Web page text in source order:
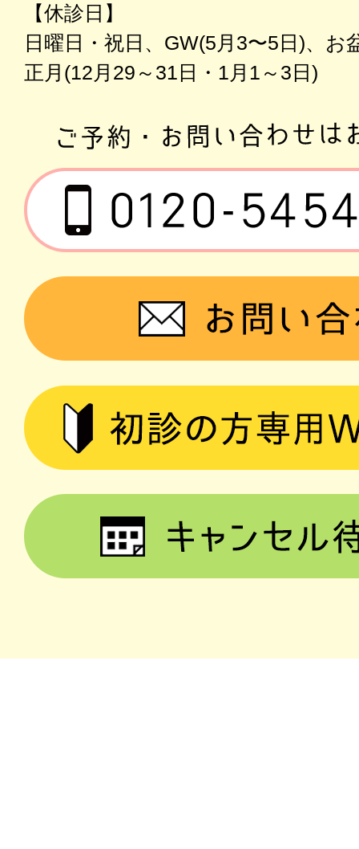
【休診日】
日曜日・祝日、GW(5月3〜5日)、お
正月(12月29～31日・1月1～3日)